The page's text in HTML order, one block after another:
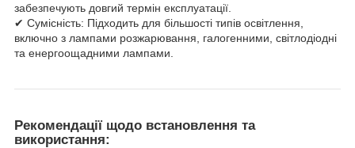
забезпечують довгий термін експлуатації.
✔ Сумісність: Підходить для більшості типів освітлення,
включно з лампами розжарювання, галогенними, світлодіодні
та енергоощадними лампами.
Рекомендації щодо встановлення та
використання: